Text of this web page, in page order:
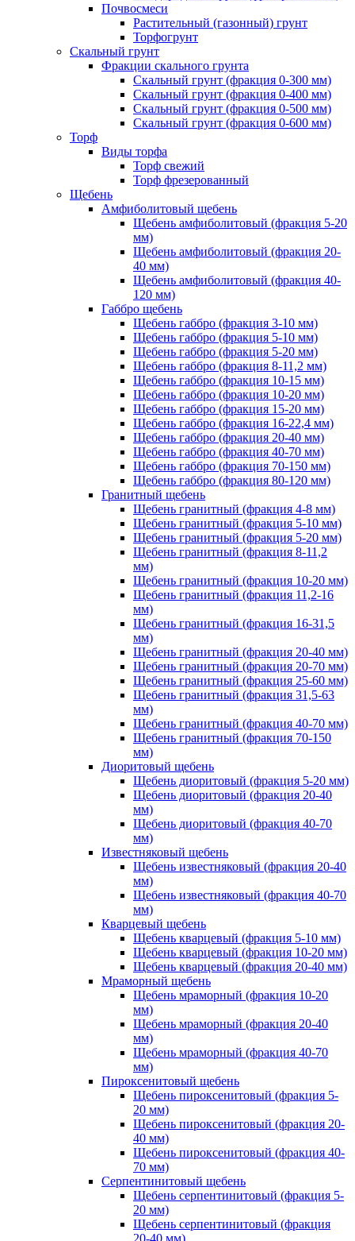
Почвосмеси
Растительный (газонный) грунт
Торфогрунт
Скальный грунт
Фракции скального грунта
Скальный грунт (фракция 0-300 мм)
Скальный грунт (фракция 0-400 мм)
Скальный грунт (фракция 0-500 мм)
Скальный грунт (фракция 0-600 мм)
Торф
Виды торфа
Торф свежий
Торф фрезерованный
Щебень
Амфиболитовый щебень
Щебень амфиболитовый (фракция 5-20
мм)
Щебень амфиболитовый (фракция 20-
40 мм)
Щебень амфиболитовый (фракция 40-
120 мм)
Габбро щебень
Щебень габбро (фракция 3-10 мм)
Щебень габбро (фракция 5-10 мм)
Щебень габбро (фракция 5-20 мм)
Щебень габбро (фракция 8-11,2 мм)
Щебень габбро (фракция 10-15 мм)
Щебень габбро (фракция 10-20 мм)
Щебень габбро (фракция 15-20 мм)
Щебень габбро (фракция 16-22,4 мм)
Щебень габбро (фракция 20-40 мм)
Щебень габбро (фракция 40-70 мм)
Щебень габбро (фракция 70-150 мм)
Щебень габбро (фракция 80-120 мм)
Гранитный щебень
Щебень гранитный (фракция 4-8 мм)
Щебень гранитный (фракция 5-10 мм)
Щебень гранитный (фракция 5-20 мм)
Щебень гранитный (фракция 8-11,2
мм)
Щебень гранитный (фракция 10-20 мм)
Щебень гранитный (фракция 11,2-16
мм)
Щебень гранитный (фракция 16-31,5
мм)
Щебень гранитный (фракция 20-40 мм)
Щебень гранитный (фракция 20-70 мм)
Щебень гранитный (фракция 25-60 мм)
Щебень гранитный (фракция 31,5-63
мм)
Щебень гранитный (фракция 40-70 мм)
Щебень гранитный (фракция 70-150
мм)
Диоритовый щебень
Щебень диоритовый (фракция 5-20 мм)
Щебень диоритовый (фракция 20-40
мм)
Щебень диоритовый (фракция 40-70
мм)
Известняковый щебень
Щебень известняковый (фракция 20-40
мм)
Щебень известняковый (фракция 40-70
мм)
Кварцевый щебень
Щебень кварцевый (фракция 5-10 мм)
Щебень кварцевый (фракция 10-20 мм)
Щебень кварцевый (фракция 20-40 мм)
Мраморный щебень
Щебень мраморный (фракция 10-20
мм)
Щебень мраморный (фракция 20-40
мм)
Щебень мраморный (фракция 40-70
мм)
Пироксенитовый щебень
Щебень пироксенитовый (фракция 5-
20 мм)
Щебень пироксенитовый (фракция 20-
40 мм)
Щебень пироксенитовый (фракция 40-
70 мм)
Серпентинитовый щебень
Щебень серпентинитовый (фракция 5-
20 мм)
Щебень серпентинитовый (фракция
20-40 мм)